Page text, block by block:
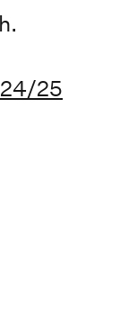
25